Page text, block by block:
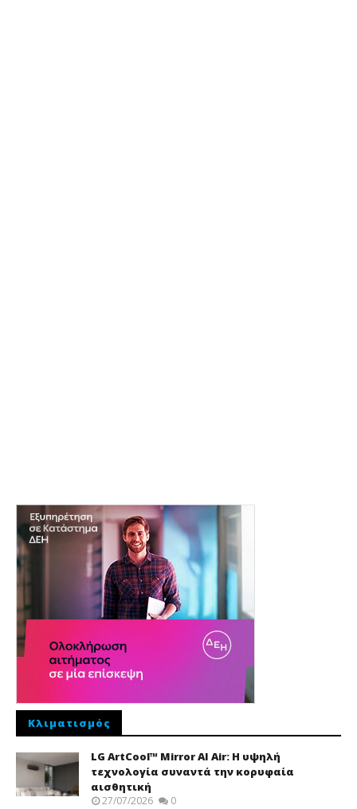
Κλιματισμός
LG ArtCool™ Mirror AI Air: Η υψηλή
τεχνολογία συναντά την κορυφαία
αισθητική
27/07/2026 0